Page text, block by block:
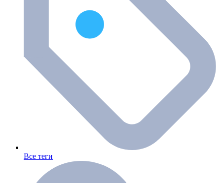
Все теги